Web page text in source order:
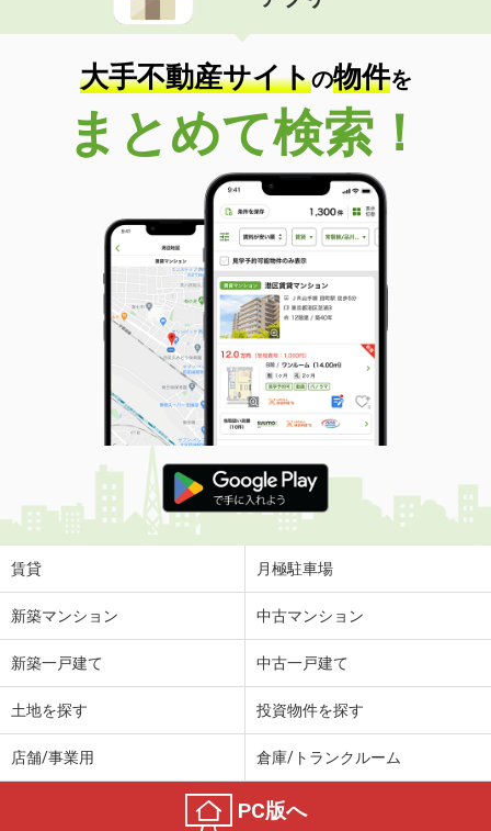
大手不動産サイトの物件を
まとめて検索！
賃貸 月極駐車場
新築マンション 中古マンション
新築一戸建て 中古一戸建て
土地を探す 投資物件を探す
店舗/事業用 倉庫/トランクルーム
PC版へ